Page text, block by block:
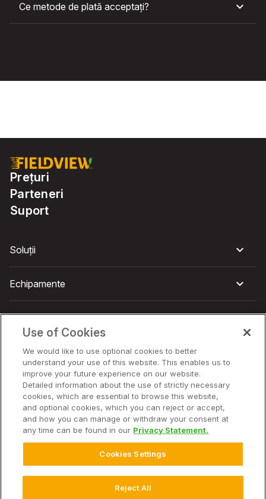
Ce metode de plată acceptați?
Prețuri
Parteneri
Suport
Soluții
Echipamente
Companie
© 2026 Climate LLC. Toate drepturile rezervate.
Politica de confidențialitate
Politica de confidențialitate – Întrebări frecvente
Despre noi
Divulgarea, notificarea și consimțământul privind modulele
Contract privind accesul la date
Declarația deținătorului de date conform Legii privind
Use of Cookies
We would like to use optional cookies to better
understand your use of this website. This enables us to
improve your future experience on our website.
Detailed information about the use of strictly necessary
cookies, which are essential to browse this website,
and optional cookies, which you can reject or accept,
and how you can manage or withdraw your consent at
any time can be found in our Privacy Statement.
Cookies Settings
Reject All